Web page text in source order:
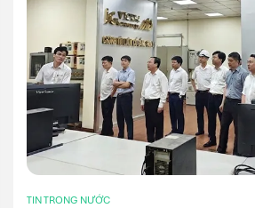
TIN TRONG NƯỚC